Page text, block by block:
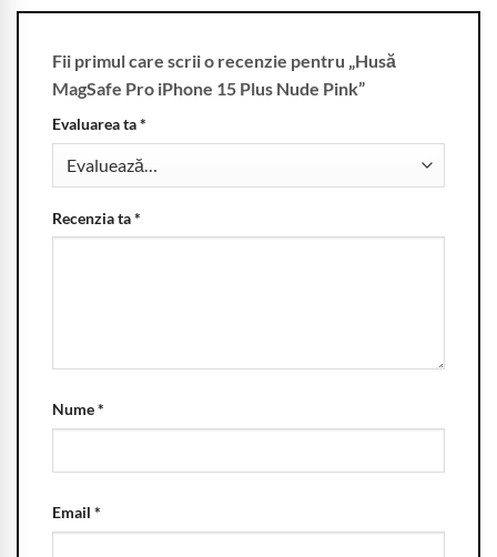
Fii primul care scrii o recenzie pentru „Husă
MagSafe Pro iPhone 15 Plus Nude Pink”
Evaluarea ta*
Recenzia ta*
Nume*
Email *